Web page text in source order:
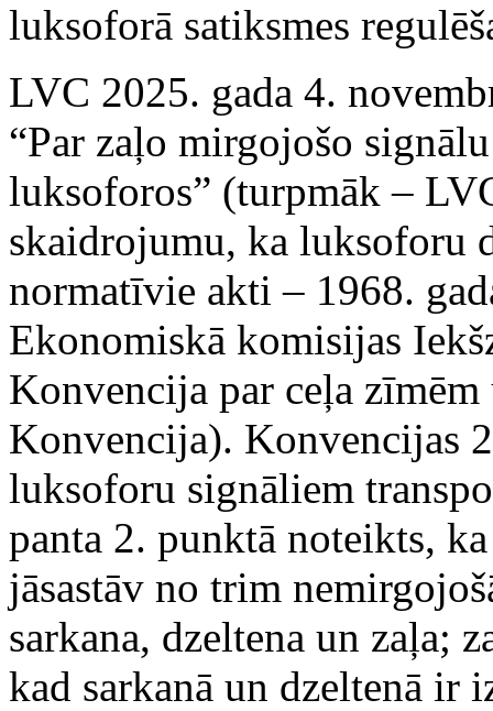
luksoforā satiksmes
LVC 2025. gada 4.
“Par zaļo mirgojošo
luksoforos” (turpmāk –
skaidrojumu, ka luksoforu
normatīvie akti – 1968.
Ekonomiskā komisijas
Konvencija par ceļa
Konvencija). Konvencijas
luksoforu signāliem
panta 2. punktā noteikts,
jāsastāv no trim
sarkana, dzeltena un zaļa;
kad sarkanā un dzeltenā ir